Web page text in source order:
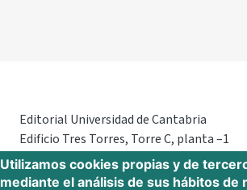
Editorial Universidad de Cantabria
Edificio Tres Torres, Torre C, planta –1
Avda. Los Castros s/n - 39005
Santander - Cantabria - España
Utilizamos cookies propias y de
mediante el análisis de sus hábitos de